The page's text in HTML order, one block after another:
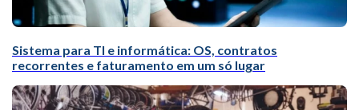
Sistema para TI e informática: OS, contratos
recorrentes e faturamento em um só lugar